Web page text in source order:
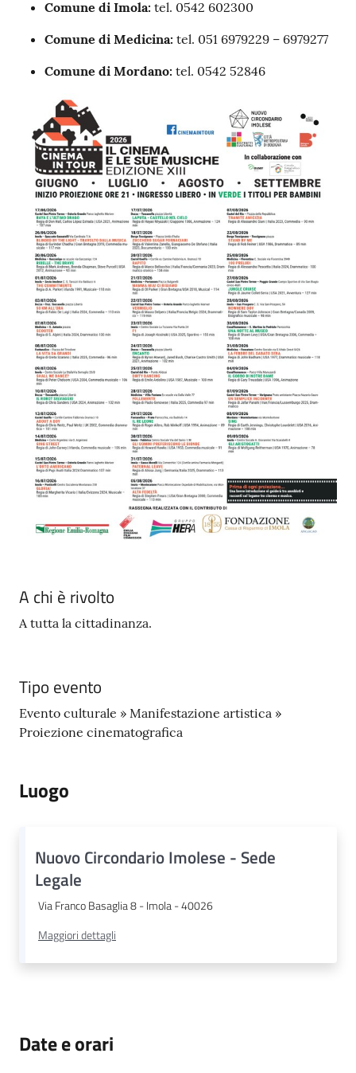
Comune di Imola: tel. 0542 602300
Comune di Medicina: tel. 051 6979229 – 6979277
Comune di Mordano: tel. 0542 52846
A chi è rivolto
A tutta la cittadinanza.
Tipo evento
Evento culturale » Manifestazione artistica »
Proiezione cinematografica
Luogo
Nuovo Circondario Imolese - Sede
Legale
Via Franco Basaglia 8 - Imola - 40026
Maggiori dettagli
Date e orari